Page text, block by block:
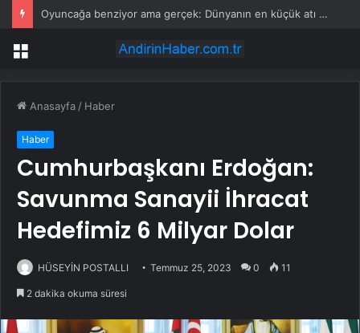
Oyuncağa benziyor ama gerçek: Dünyanın en küçük atı seçildi
Menü
Anasayfa / Haber
Haber
Cumhurbaşkanı Erdoğan:
Savunma Sanayii İhracat
Hedefimiz 6 Milyar Dolar
HÜSEYİN POSTALLI Temmuz 25, 2023 0 11
2 dakika okuma süresi